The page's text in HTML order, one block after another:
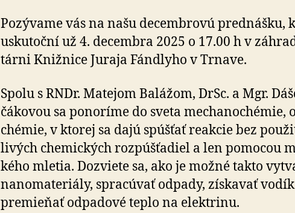
Pozývame vás na našu decembrovú prednášku,
uskutoční už 4. decembra 2025 o 17.00 h v
tár­ni Knižnice Juraja Fándlyho v Trnave.
Spolu s RNDr. Matejom Balážom, DrSc. a Mgr.
čá­ko­vou sa ponoríme do sveta mechanochémie,
chémie, v ktorej sa dajú spúšťať reakcie bez
li­vých chemických rozpúšťadiel a len pomocou
ké­ho mletia. Dozviete sa, ako je možné takto
nanomateriály, spracúvať odpady, získavať
premieňať odpadové teplo na elektrinu.